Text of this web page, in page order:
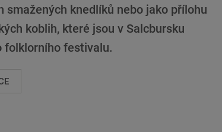
smažených knedlíků nebo jako přílohu
koblih, které jsou v Salcbursku
folklorního festivalu.